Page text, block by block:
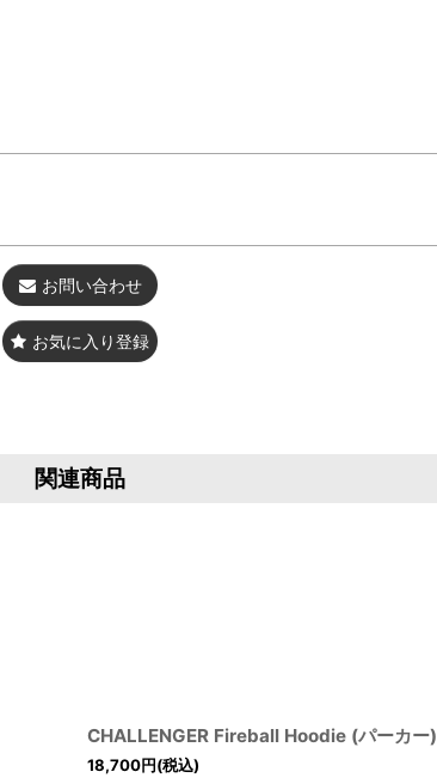
お問い合わせ
お気に入り登録
関連商品
CHALLENGER Fireball Hoodie (パーカー)
18,700円(税込)